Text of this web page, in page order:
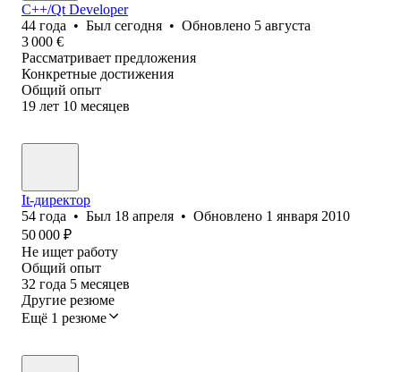
C++/Qt Developer
44 года • Был сегодня • Обновлено 5 августа
3 000 €
Рассматривает предложения
Конкретные достижения
Общий опыт
19 лет 10 месяцев
It-директор
54 года • Был 18 апреля • Обновлено 1 января 2010
50 000 ₽
Не ищет работу
Общий опыт
32 года 5 месяцев
Другие резюме
Ещё 1 резюме